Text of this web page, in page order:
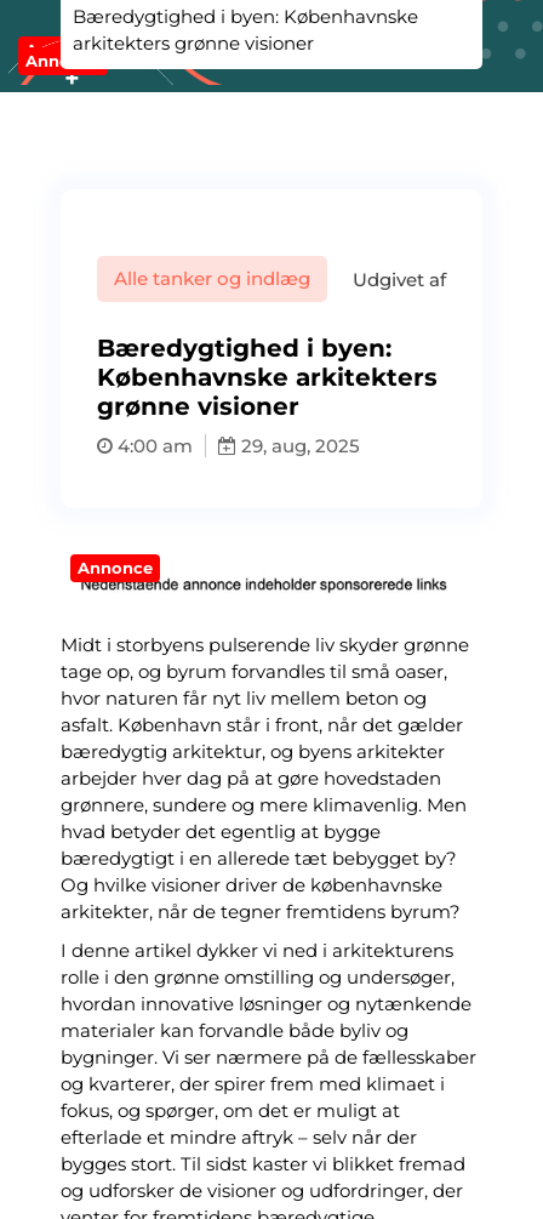
Annonce
Annonce
Bæredygtighed i byen: Københavnske
arkitekters grønne visioner
Alle tanker og indlæg Udgivet af
Bæredygtighed i byen:
Københavnske arkitekters
grønne visioner
4:00 am 29, aug, 2025
Annonce
Midt i storbyens pulserende liv skyder grønne
tage op, og byrum forvandles til små oaser,
hvor naturen får nyt liv mellem beton og
asfalt. København står i front, når det gælder
bæredygtig arkitektur, og byens arkitekter
arbejder hver dag på at gøre hovedstaden
grønnere, sundere og mere klimavenlig. Men
hvad betyder det egentlig at bygge
bæredygtigt i en allerede tæt bebygget by?
Og hvilke visioner driver de københavnske
arkitekter, når de tegner fremtidens byrum?
I denne artikel dykker vi ned i arkitekturens
rolle i den grønne omstilling og undersøger,
hvordan innovative løsninger og nytænkende
materialer kan forvandle både byliv og
bygninger. Vi ser nærmere på de fællesskaber
og kvarterer, der spirer frem med klimaet i
fokus, og spørger, om det er muligt at
efterlade et mindre aftryk – selv når der
bygges stort. Til sidst kaster vi blikket fremad
og udforsker de visioner og udfordringer, der